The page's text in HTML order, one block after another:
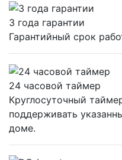
3 года гарантии
Гарантийный срок
24 часовой таймер
Круглосуточный
поддерживать
доме.